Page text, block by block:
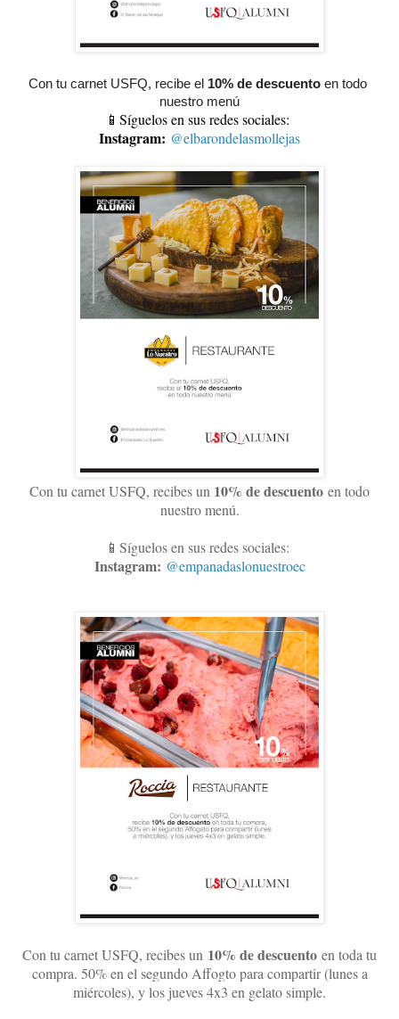
Con tu carnet USFQ, recibe el 10% de descuento en todo
nuestro menú
📱Síguelos en sus redes sociales:
Instagram: @elbarondelasmollejas
Con tu carnet USFQ, recibes un 10% de descuento en todo
nuestro menú.
📱Síguelos en sus redes sociales:
Instagram: @empanadaslonuestroec
Con tu carnet USFQ, recibes un 10% de descuento en toda tu
compra. 50% en el segundo Affogto para compartir (lunes a
miércoles), y los jueves 4x3 en gelato simple.